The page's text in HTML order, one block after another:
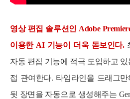
영상 편집 솔루션인 Adobe
이용한 AI 기능이 더욱 돋보인다.
자동 편집 기능에 적극 도입하고
접 관여한다. 타임라인을 드래그
뒷 장면을 자동으로 생성해주는